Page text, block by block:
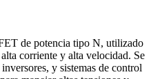
de potencia tipo N, utilizado
corriente y alta velocidad. Se
y sistemas de control